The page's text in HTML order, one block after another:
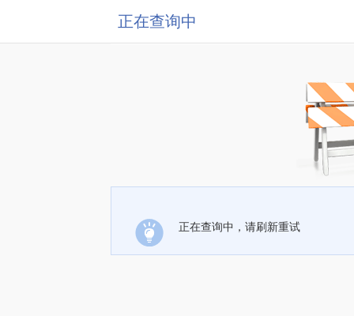
正在查询中
正在查询中，请刷新重试